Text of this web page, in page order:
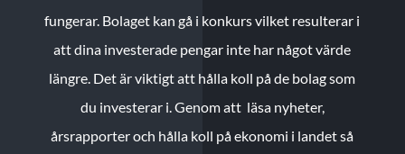
fungerar. Bolaget kan gå i konkurs vilket resulterar i
att dina investerade pengar inte har något värde
längre. Det är viktigt att hålla koll på de bolag som
du investerar i. Genom att läsa nyheter,
årsrapporter och hålla koll på ekonomi i landet så